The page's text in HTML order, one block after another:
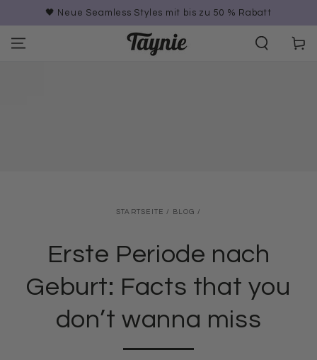
ZUM INHALT
SPRINGEN
🖤 Neue Seamless Styles mit bis zu 50 % Rabatt
STARTSEITE / BLOG /
Erste Periode nach
Geburt: Facts that you
don’t wanna miss